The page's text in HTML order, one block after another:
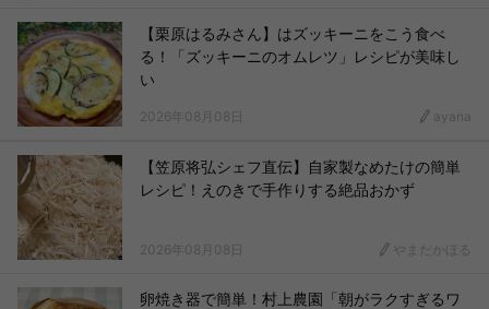
【栗原はるみさん】はズッキーニをこう食べ
る！「ズッキーニのオムレツ」レシピが美味し
い
2026年08月08日 ayana
【笠原将弘シェフ直伝】自家製なめたけの簡単
レシピ！えのきで手作りする絶品おかず
2026年08月08日 やまだかほる
卵焼き器で簡単！村上農園「朝がラクすぎるワ